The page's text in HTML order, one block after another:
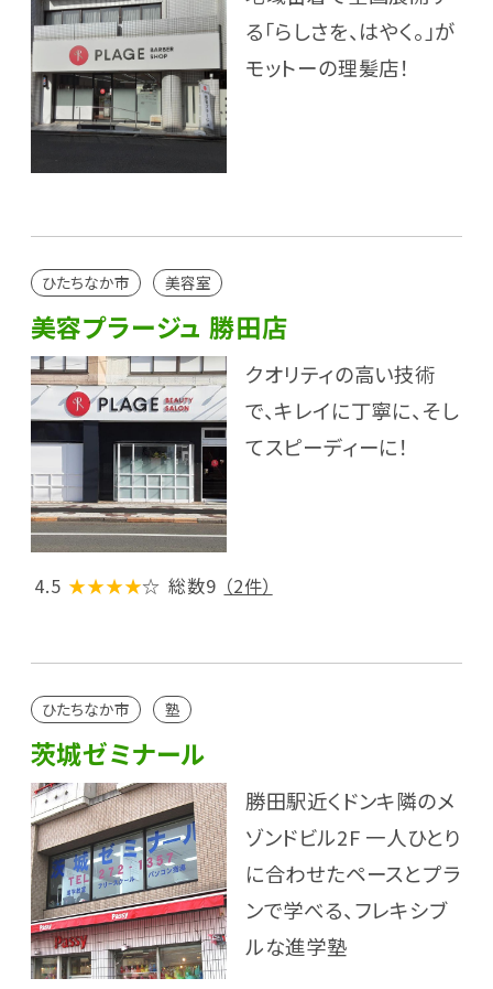
る「らしさを、はやく。」が
モットーの理髪店！
ひたちなか市 美容室
美容プラージュ 勝田店
クオリティの高い技術
で、キレイに丁寧に、そし
てスピーディーに！
4.5 ★★★★☆ 総数9 （2件）
ひたちなか市 塾
茨城ゼミナール
勝田駅近くドンキ隣のメ
ゾンドビル2F 一人ひとり
に合わせたペースとプラ
ンで学べる、フレキシブ
ルな進学塾